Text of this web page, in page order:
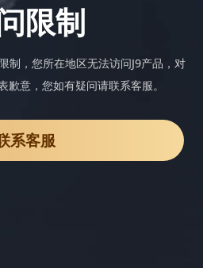
限制
制，您所在地区无法访问J9产品，对
歉意，您如有疑问请联系客服。
系客服